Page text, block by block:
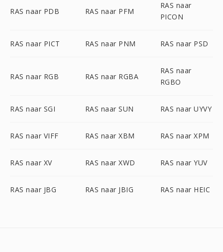
RAS naar PDB RAS naar PFM
RAS naar
PICON
RAS naar PICT RAS naar PNM RAS naar PSD
RAS naar RGB RAS naar RGBA
RAS naar
RGBO
RAS naar SGI RAS naar SUN RAS naar UYVY
RAS naar VIFF RAS naar XBM RAS naar XPM
RAS naar XV RAS naar XWD RAS naar YUV
RAS naar JBG RAS naar JBIG RAS naar HEIC